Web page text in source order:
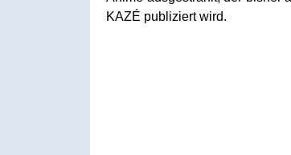
KAZÉ publiziert wird.